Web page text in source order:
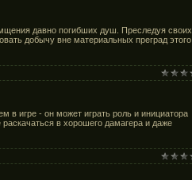
давно погибших душ. Преследуя своих
добычу вне материальных преград этого
в игре - он может играть роль и инициатора
в хорошего дамагера и даже